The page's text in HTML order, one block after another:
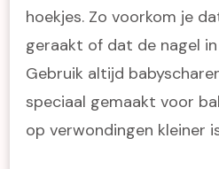
hoekjes. Zo voorkom je
geraakt of dat de nagel
Gebruik altijd
speciaal gemaakt voor
op verwondingen kleiner